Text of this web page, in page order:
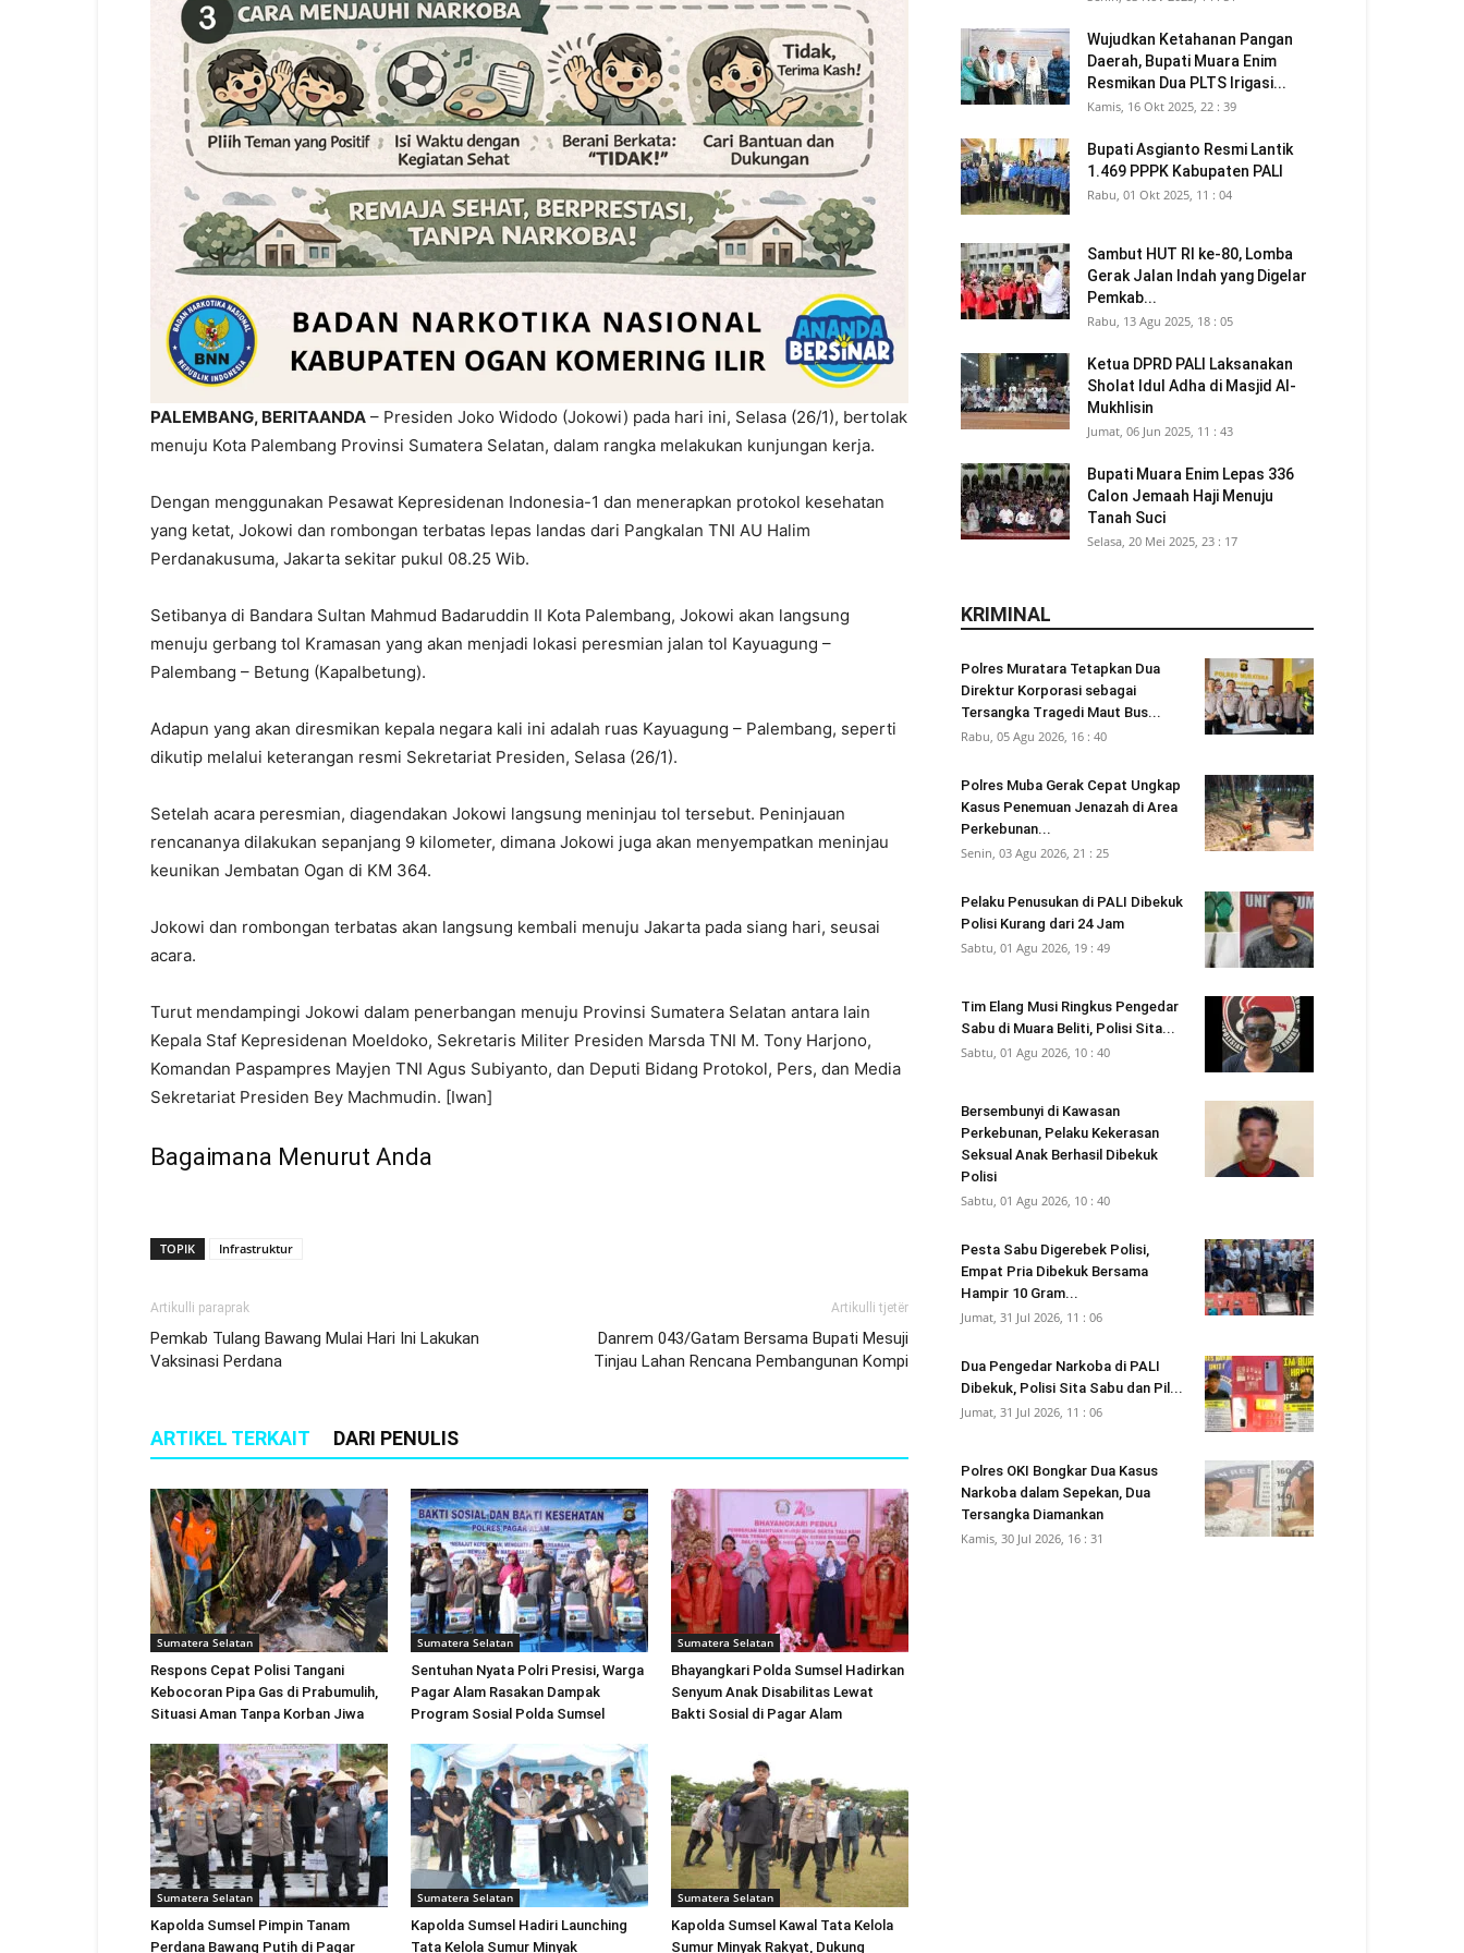
PALEMBANG, BERITAANDA – Presiden Joko Widodo (Jokowi) pada hari ini, Selasa (26/1), bertolak
menuju Kota Palembang Provinsi Sumatera Selatan, dalam rangka melakukan kunjungan kerja.
Dengan menggunakan Pesawat Kepresidenan Indonesia-1 dan menerapkan protokol kesehatan
yang ketat, Jokowi dan rombongan terbatas lepas landas dari Pangkalan TNI AU Halim
Perdanakusuma, Jakarta sekitar pukul 08.25 Wib.
Setibanya di Bandara Sultan Mahmud Badaruddin II Kota Palembang, Jokowi akan langsung
menuju gerbang tol Kramasan yang akan menjadi lokasi peresmian jalan tol Kayuagung –
Palembang – Betung (Kapalbetung).
Adapun yang akan diresmikan kepala negara kali ini adalah ruas Kayuagung – Palembang, seperti
dikutip melalui keterangan resmi Sekretariat Presiden, Selasa (26/1).
Setelah acara peresmian, diagendakan Jokowi langsung meninjau tol tersebut. Peninjauan
rencananya dilakukan sepanjang 9 kilometer, dimana Jokowi juga akan menyempatkan meninjau
keunikan Jembatan Ogan di KM 364.
Jokowi dan rombongan terbatas akan langsung kembali menuju Jakarta pada siang hari, seusai
acara.
Turut mendampingi Jokowi dalam penerbangan menuju Provinsi Sumatera Selatan antara lain
Kepala Staf Kepresidenan Moeldoko, Sekretaris Militer Presiden Marsda TNI M. Tony Harjono,
Komandan Paspampres Mayjen TNI Agus Subiyanto, dan Deputi Bidang Protokol, Pers, dan Media
Sekretariat Presiden Bey Machmudin. [Iwan]
Bagaimana Menurut Anda
TOPIK Infrastruktur
Artikulli paraprak
Pemkab Tulang Bawang Mulai Hari Ini Lakukan
Vaksinasi Perdana
Artikulli tjetër
Danrem 043/Gatam Bersama Bupati Mesuji
Tinjau Lahan Rencana Pembangunan Kompi
ARTIKEL TERKAIT DARI PENULIS
Sumatera Selatan
Respons Cepat Polisi Tangani
Kebocoran Pipa Gas di Prabumulih,
Situasi Aman Tanpa Korban Jiwa
Sumatera Selatan
Sentuhan Nyata Polri Presisi, Warga
Pagar Alam Rasakan Dampak
Program Sosial Polda Sumsel
Sumatera Selatan
Bhayangkari Polda Sumsel Hadirkan
Senyum Anak Disabilitas Lewat
Bakti Sosial di Pagar Alam
Sumatera Selatan
Kapolda Sumsel Pimpin Tanam
Perdana Bawang Putih di Pagar
Sumatera Selatan
Kapolda Sumsel Hadiri Launching
Tata Kelola Sumur Minyak
Sumatera Selatan
Kapolda Sumsel Kawal Tata Kelola
Sumur Minyak Rakyat, Dukung
Wujudkan Ketahanan Pangan
Daerah, Bupati Muara Enim
Resmikan Dua PLTS Irigasi...
Kamis, 16 Okt 2025, 22 : 39
Bupati Asgianto Resmi Lantik
1.469 PPPK Kabupaten PALI
Rabu, 01 Okt 2025, 11 : 04
Sambut HUT RI ke-80, Lomba
Gerak Jalan Indah yang Digelar
Pemkab...
Rabu, 13 Agu 2025, 18 : 05
Ketua DPRD PALI Laksanakan
Sholat Idul Adha di Masjid Al-
Mukhlisin
Jumat, 06 Jun 2025, 11 : 43
Bupati Muara Enim Lepas 336
Calon Jemaah Haji Menuju
Tanah Suci
Selasa, 20 Mei 2025, 23 : 17
KRIMINAL
Polres Muratara Tetapkan Dua
Direktur Korporasi sebagai
Tersangka Tragedi Maut Bus...
Rabu, 05 Agu 2026, 16 : 40
Polres Muba Gerak Cepat Ungkap
Kasus Penemuan Jenazah di Area
Perkebunan...
Senin, 03 Agu 2026, 21 : 25
Pelaku Penusukan di PALI Dibekuk
Polisi Kurang dari 24 Jam
Sabtu, 01 Agu 2026, 19 : 49
Tim Elang Musi Ringkus Pengedar
Sabu di Muara Beliti, Polisi Sita...
Sabtu, 01 Agu 2026, 10 : 40
Bersembunyi di Kawasan
Perkebunan, Pelaku Kekerasan
Seksual Anak Berhasil Dibekuk
Polisi
Sabtu, 01 Agu 2026, 10 : 40
Pesta Sabu Digerebek Polisi,
Empat Pria Dibekuk Bersama
Hampir 10 Gram...
Jumat, 31 Jul 2026, 11 : 06
Dua Pengedar Narkoba di PALI
Dibekuk, Polisi Sita Sabu dan Pil...
Jumat, 31 Jul 2026, 11 : 06
Polres OKI Bongkar Dua Kasus
Narkoba dalam Sepekan, Dua
Tersangka Diamankan
Kamis, 30 Jul 2026, 16 : 31